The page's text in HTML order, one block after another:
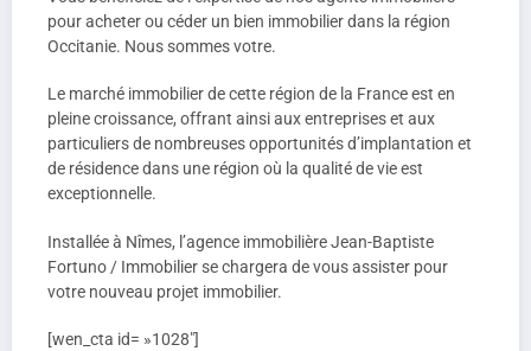
pour acheter ou céder un bien immobilier dans la région
Occitanie. Nous sommes votre.
Le marché immobilier de cette région de la France est en
pleine croissance, offrant ainsi aux entreprises et aux
particuliers de nombreuses opportunités d’implantation et
de résidence dans une région où la qualité de vie est
exceptionnelle.
Installée à Nîmes, l’agence immobilière Jean-Baptiste
Fortuno / Immobilier se chargera de vous assister pour
votre nouveau projet immobilier.
[wen_cta id= »1028″]